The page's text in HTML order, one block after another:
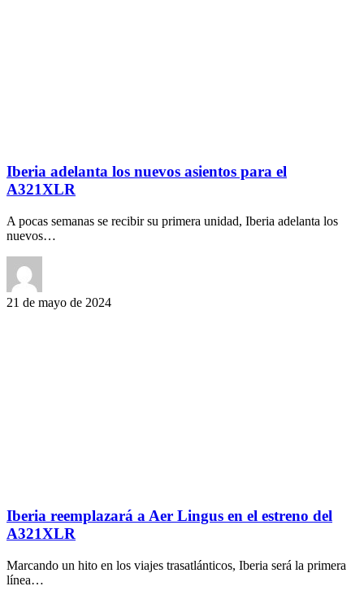
Iberia adelanta los nuevos asientos para el
A321XLR
A pocas semanas se recibir su primera unidad, Iberia adelanta los
nuevos…
21 de mayo de 2024
Iberia reemplazará a Aer Lingus en el estreno del
A321XLR
Marcando un hito en los viajes trasatlánticos, Iberia será la primera
línea…